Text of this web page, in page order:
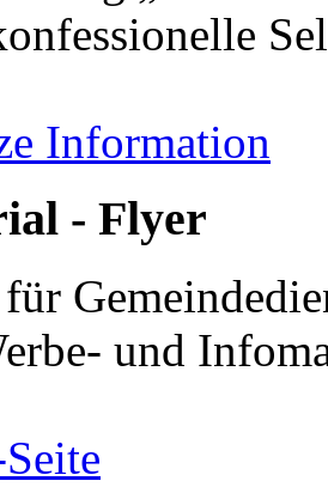
Information
- Flyer
und